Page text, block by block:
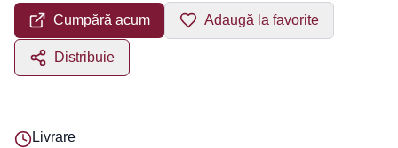
Cumpără acum Adaugă la favorite
Distribuie
Livrare